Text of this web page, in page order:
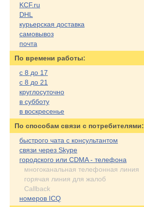
KCF.ru
DHL
курьерская доставка
самовывоз
почта
По времени работы:
с 8 до 17
с 8 до 21
круглосуточно
в субботу
в воскресенье
По cпособам связи с потребителями:
быстрого чата с консультантом
связи через Skype
городского или CDMA - телефона
многоканальная телефонная линия
горячая линия для жалоб
Callback
номеров ICQ